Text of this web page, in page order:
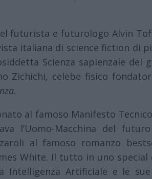
futurista e futurologo Alvin
italiana di science fiction di
Scienza sapienzale del
Zichichi, celebe fisico
.
al famoso Manifesto
l’Uomo-Macchina del
al famoso romanzo
White. Il tutto in uno special
Intelligenza Artificiale e le